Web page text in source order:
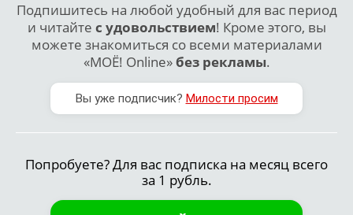
Подпишитесь на любой удобный для вас период
и читайте с удовольствием! Кроме этого, вы
можете знакомиться со всеми материалами
«МОЁ! Online»без рекламы.
Вы уже подписчик? Милости просим
Попробуете? Для вас подписка на месяц всего
за 1 рубль.